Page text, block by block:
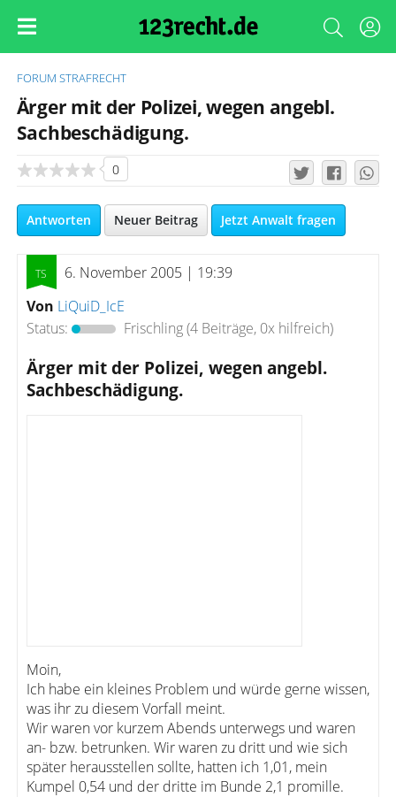
FORUM STRAFRECHT
Ärger mit der Polizei, wegen angebl.
Sachbeschädigung.
0
Antworten Neuer Beitrag Jetzt Anwalt fragen
6. November 2005 | 19:39
Von LiQuiD_IcE
Status:
Frischling(4 Beiträge, 0x hilfreich)
Ärger mit der Polizei, wegen angebl.
Sachbeschädigung.
Moin,
Ich habe ein kleines Problem und würde gerne wissen,
was ihr zu diesem Vorfall meint.
Wir waren vor kurzem Abends unterwegs und waren
an- bzw. betrunken. Wir waren zu dritt und wie sich
später herausstellen sollte, hatten ich 1,01, mein
Kumpel 0,54 und der dritte im Bunde 2,1 promille.